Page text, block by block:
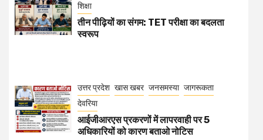
शिक्षा
तीन पीढ़ियों का संगम: TET परीक्षा का बदलता
स्वरूप
उत्तर प्रदेश खास खबर जनसमस्या जागरूकता
देवरिया
आईजीआरएस प्रकरणों में लापरवाही पर 5
अधिकारियों को कारण बताओ नोटिस